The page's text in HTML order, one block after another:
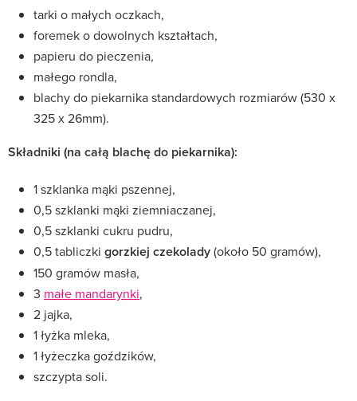
tarki o małych oczkach,
foremek o dowolnych kształtach,
papieru do pieczenia,
małego rondla,
blachy do piekarnika standardowych rozmiarów (530 x
325 x 26mm).
Składniki (na całą blachę do piekarnika):
1 szklanka mąki pszennej,
0,5 szklanki mąki ziemniaczanej,
0,5 szklanki cukru pudru,
0,5 tabliczki gorzkiej czekolady(około 50 gramów),
150 gramów masła,
3 małe mandarynki,
2 jajka,
1 łyżka mleka,
1 łyżeczka goździków,
szczypta soli.